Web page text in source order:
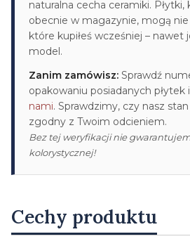
naturalna cecha ceramiki.
obecnie w magazynie, mogą
które kupiłeś wcześniej – nawet
model.
Zanim zamówisz: Sprawdź
opakowaniu posiadanych płytek i
nami. Sprawdzimy, czy nasz
zgodny z Twoim odcieniem.
Bez tej weryfikacji nie
kolorystycznej!
Cechy produktu